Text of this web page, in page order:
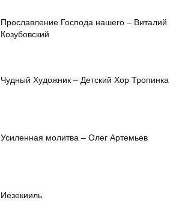
Прославление Господа нашего – Виталий
Козубовский
Чудный Художник – Детский Хор Тропинка
Усиленная молитва – Олег Артемьев
Иезекииль